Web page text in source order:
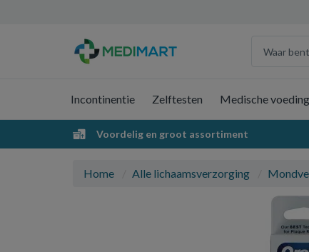
Incontinentie Zelftesten Medische voeding
Voordelig en groot assortiment
Home Alle lichaamsverzorging